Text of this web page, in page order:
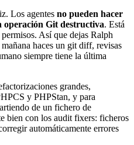
Los agentes no pueden hacer
Git destructiva. Está
Así que dejas Ralph
haces un git diff, revisas
siempre tiene la última
grandes,
y PHPStan, y para
de un fichero de
bien con los audit fixers: ficheros
automáticamente errores